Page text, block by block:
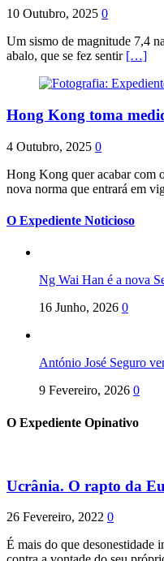
10 Outubro, 2025 0
Um sismo de magnitude 7,4
abalo, que se fez sentir […]
Hong Kong toma
4 Outubro, 2025 0
Hong Kong quer acabar com
nova norma que entrará em
O Expediente Noticioso
Ng Wai Han é a nova
16 Junho, 2026 0
António José Seguro
9 Fevereiro, 2026 0
O Expediente Opinativo
Ucrânia. O rapto da
26 Fevereiro, 2022 0
É mais do que desonestidade